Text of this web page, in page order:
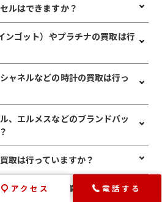
）でお待ちいただいたり、ご都合の
ただくことも可能です。
ンドの品の箱・鑑定書・保証書な
はお得なクーポンなども配布していま
持ちください。
ルはできますか？
ない場合は、もちろんキャンセル可
かかりませんのでご安心ください。
ンゴット）やプラチナの買取は行
。壊れた金製品、切れた金のネックレ
も、しっかりと査定いたします。
ャネルなどの時計の買取は行っ
。文字盤割れ、壊れている、動かな
計でも、しっかりと査定いたします。
、エルメスなどのブランドバッ
。目立つ傷や汚れ、部品が欠けている
取は行っていますか？
。傷ついたもの、古いものや曇ってい
レホンカードの買取は行ってい
アクセス 電話する